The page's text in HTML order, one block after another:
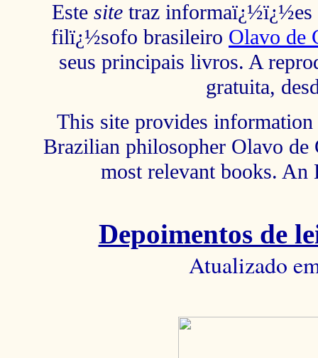
Este site traz informaï¿½ï¿½es
filï¿½sofo brasileiro Olavo de
seus principais livros. A
gratuita,
This site provides
Brazilian philosopher Olavo de
most relevant books.
Depoimentos de
Atualizado